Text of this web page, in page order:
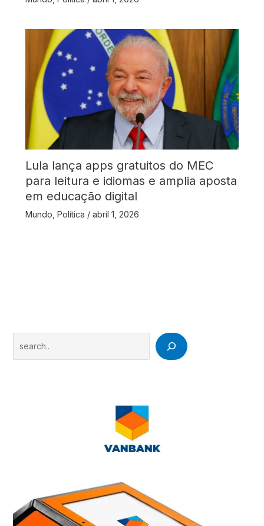
Lula lança apps gratuitos do MEC
para leitura e idiomas e amplia aposta
em educação digital
Mundo Politica / abril 1, 2026